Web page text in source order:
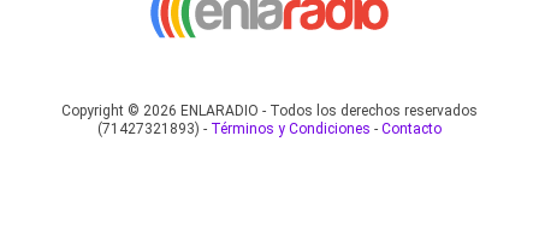
Copyright © 2026 ENLARADIO - Todos los derechos reservados
(71427321893) - Términos y Condiciones - Contacto